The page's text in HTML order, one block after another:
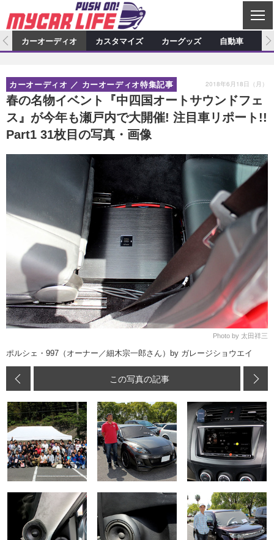
C
L
S
E
カーオーディオ
プロショップ検索 ショップ訪問記
カーオーディオニュース デモカー製作記
その他
カスタマイズ特集記事 カスタマイズ新製品情報
カスタマイズニュース
カーグッズ
カーグッズ特集記事 カーグッズ新製品情報
カーグッズニュース
自動車
カーオーディオ カスタマイズ カーグッズ 自動車
春の名物イベント『中四国オートサウンドフェ
ス』が今年も瀬戸内で大開催! 注目車リポート!!
Part1 31枚目の写真・画像
カーオーディオ カーオーディオ特集記事 2018年6月18日（月）
Photo by 太田祥三
ポルシェ・997（オーナー／細木宗一郎さん）by ガレージショウエイ
この写真の記事